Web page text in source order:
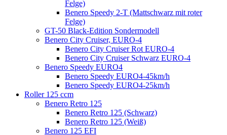
Felge)
Benero Speedy 2-T (Mattschwarz mit roter
Felge)
GT-50 Black-Edition Sondermodell
Benero City Cruiser, EURO-4
Benero City Cruiser Rot EURO-4
Benero City Cruiser Schwarz EURO-4
Benero Speedy EURO4
Benero Speedy EURO4-45km/h
Benero Speedy EURO4-25km/h
Roller 125 ccm
Benero Retro 125
Benero Retro 125 (Schwarz)
Benero Retro 125 (Weiß)
Benero 125 EFI